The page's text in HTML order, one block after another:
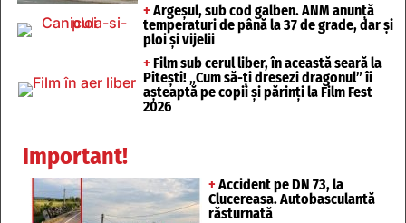
+ Argeșul, sub cod galben. ANM anunță
temperaturi de până la 37 de grade, dar și
ploi și vijelii
+ Film sub cerul liber, în această seară la
Pitești! „Cum să-ți dresezi dragonul” îi
așteaptă pe copii și părinți la Film Fest
2026
Important!
+ Accident pe DN 73, la
Clucereasa. Autobasculantă
răsturnată